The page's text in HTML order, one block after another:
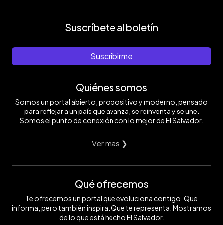
Suscríbete al boletín
Suscribirme
Quiénes somos
Somos un portal abierto, propositivo y moderno, pensado
para reflejar a un país que avanza, se reinventa y se une.
Somos el punto de conexión con lo mejor de El Salvador.
Ver mas ❯
Qué ofrecemos
Te ofrecemos un portal que evoluciona contigo. Que
informa, pero también inspira. Que te representa. Mostramos
de lo que está hecho El Salvador.